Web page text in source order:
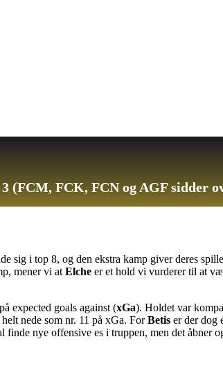
(FCM, FCK, FCN og AGF sidder
sig i top 8, og den ekstra kamp giver deres
mener vi at Elche er et hold vi vurderer til at
expected goals against (xGa). Holdet var
nede som nr. 11 på xGa. ForBetis er der dog
nye offensive es i truppen, men det åbner